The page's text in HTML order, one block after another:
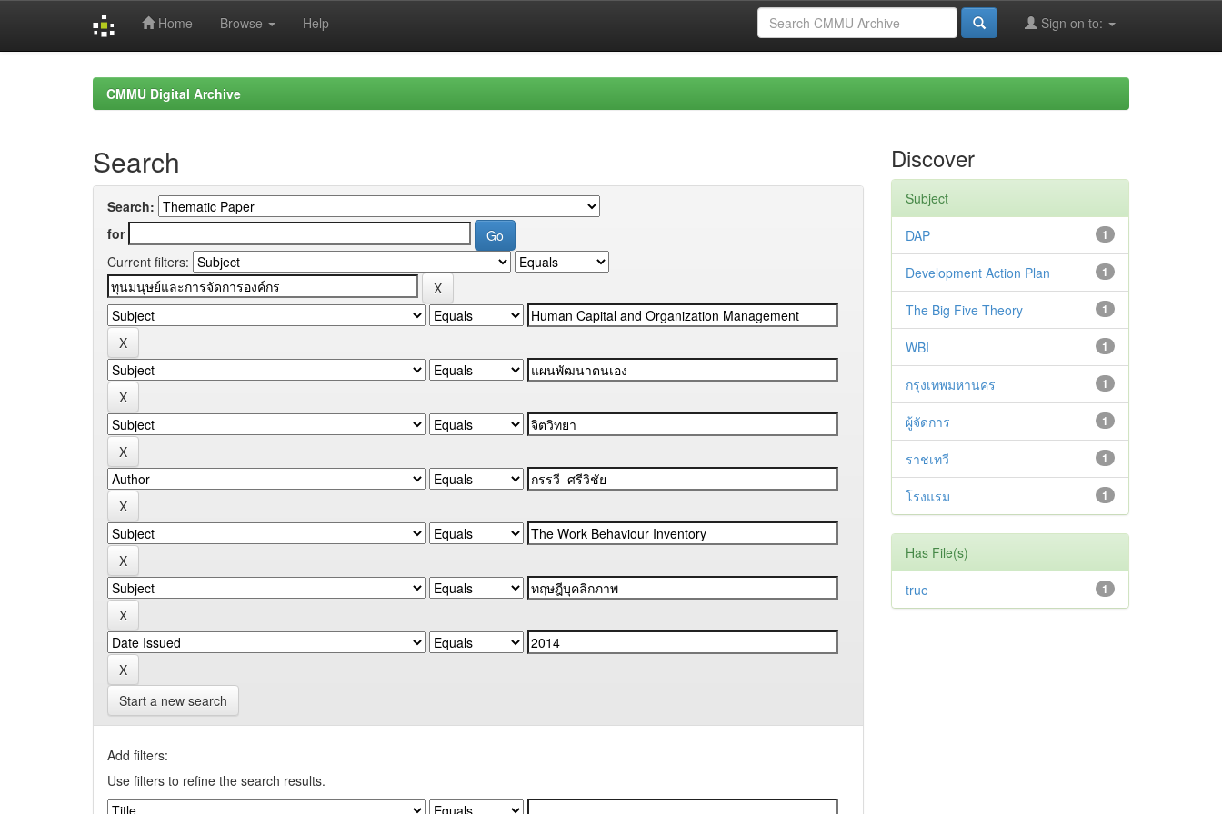
Home Browse Help Sign on to:
CMMU Digital Archive
Search
Search:
for
Current filters:
Start a new search
Add filters:
Use filters to refine the search results.
Discover
Subject
1
DAP
1
Development Action Plan
1
The Big Five Theory
1
WBI
1
กรุงเทพมหานคร
1
ผู้จัดการ
1
ราชเทวี
1
โรงแรม
Has File(s)
1
true